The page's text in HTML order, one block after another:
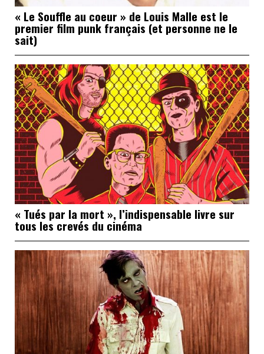
« Le Souffle au coeur » de Louis Malle est le
premier film punk français (et personne ne le
sait)
« Tués par la mort », l’indispensable livre sur
tous les crevés du cinéma